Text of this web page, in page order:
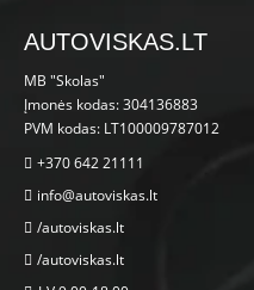
AUTOVISKAS.LT
MB "Skolas"
Įmonės kodas: 304136883
PVM kodas: LT100009787012
+370 642 21111
info@autoviskas.lt
/autoviskas.lt
/autoviskas.lt